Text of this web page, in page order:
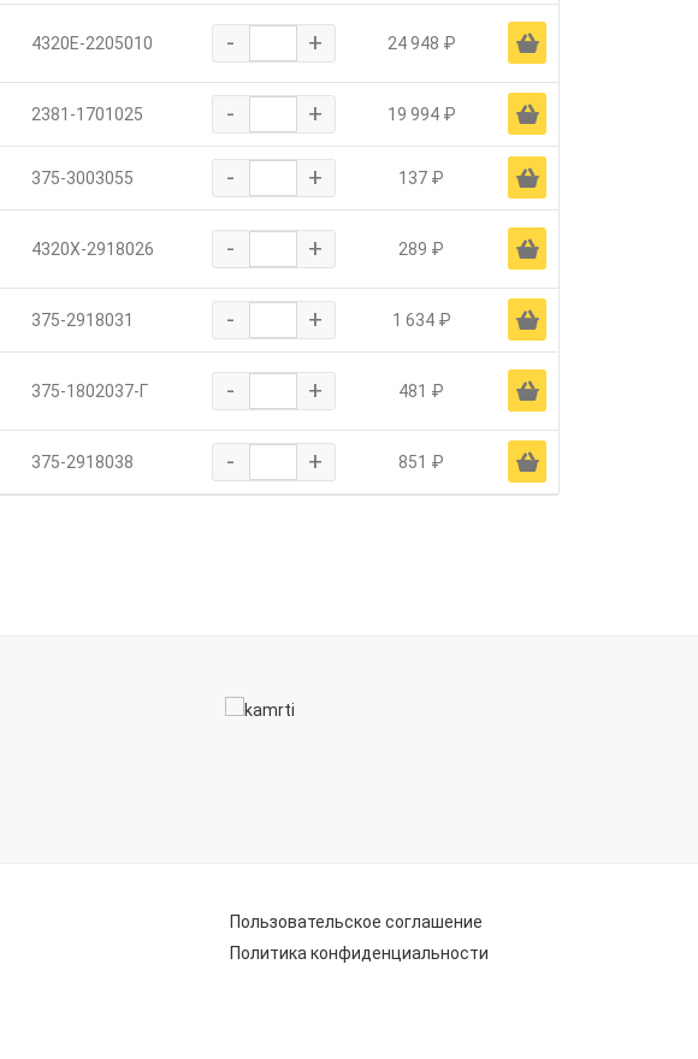
4320Е-2205010 - + 24 948 ₽ Ä
2381-1701025 - + 19 994 ₽ Ä
375-3003055 - + 137 ₽ Ä
4320Х-2918026 - + 289 ₽ Ä
375-2918031 - + 1 634 ₽ Ä
375-1802037-Г - + 481 ₽ Ä
375-2918038 - + 851 ₽ Ä
Пользовательское соглашение
Политика конфиденциальности